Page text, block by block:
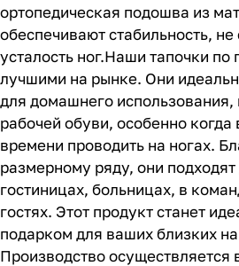
ортопедическая подошва из
обеспечивают стабильность,
усталость ног.Наши тапочки по
лучшими на рынке. Они
для домашнего использования,
рабочей обуви, особенно
времени проводить на ногах.
размерному ряду, они
гостиницах, больницах, в
гостях. Этот продукт станет
подарком для ваших близких
Производство осуществляется